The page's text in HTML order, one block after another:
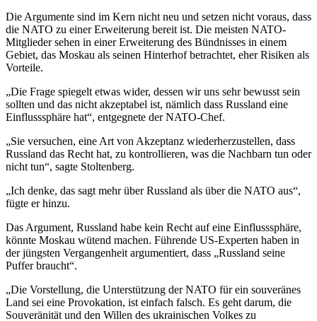
Die Argumente sind im Kern nicht neu und setzen nicht voraus, dass
die NATO zu einer Erweiterung bereit ist. Die meisten NATO-
Mitglieder sehen in einer Erweiterung des Bündnisses in einem
Gebiet, das Moskau als seinen Hinterhof betrachtet, eher Risiken als
Vorteile.
„Die Frage spiegelt etwas wider, dessen wir uns sehr bewusst sein
sollten und das nicht akzeptabel ist, nämlich dass Russland eine
Einflusssphäre hat“, entgegnete der NATO-Chef.
„Sie versuchen, eine Art von Akzeptanz wiederherzustellen, dass
Russland das Recht hat, zu kontrollieren, was die Nachbarn tun oder
nicht tun“, sagte Stoltenberg.
„Ich denke, das sagt mehr über Russland als über die NATO aus“,
fügte er hinzu.
Das Argument, Russland habe kein Recht auf eine Einflusssphäre,
könnte Moskau wütend machen. Führende US-Experten haben in
der jüngsten Vergangenheit argumentiert, dass „Russland seine
Puffer braucht“.
„Die Vorstellung, die Unterstützung der NATO für ein souveränes
Land sei eine Provokation, ist einfach falsch. Es geht darum, die
Souveränität und den Willen des ukrainischen Volkes zu